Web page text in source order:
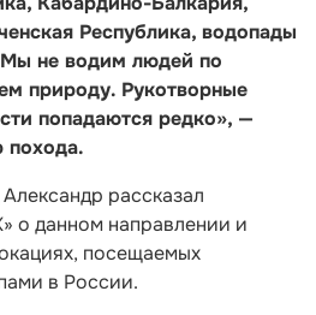
Республика, водопады
не водим людей по
природу. Рукотворные
попадаются редко», —
похода.
рассказал
о данном направлении и
посещаемых
в России.